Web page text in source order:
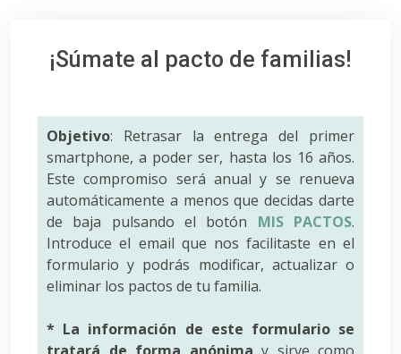
¡Súmate al pacto de familias!
Objetivo: Retrasar la entrega del primer
smartphone, a poder ser, hasta los 16 años.
Este compromiso será anual y se renueva
automáticamente a menos que decidas darte
de baja pulsando el botón MIS PACTOS.
Introduce el email que nos facilitaste en el
formulario y podrás modificar, actualizar o
eliminar los pactos de tu familia.
* La información de este formulario se